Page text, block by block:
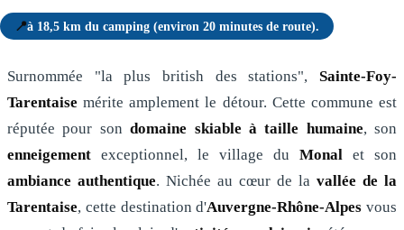
📍à 18,5 km du camping (environ 20 minutes de route).
Surnommée "la plus british des stations", Sainte-Foy-
Tarentaise mérite amplement le détour. Cette commune est
réputée pour sondomaine skiable à taille humaine, son
enneigement exceptionnel, le village du Monal et son
ambiance authentique. Nichée au cœur de la vallée de la
Tarentaise, cette destination d'Auvergne-Rhône-Alpes vous